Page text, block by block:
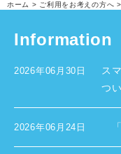
ホーム > ご利用をお考えの方へ >
Information
2026年06月30日
ス
つ
2026年06月24日